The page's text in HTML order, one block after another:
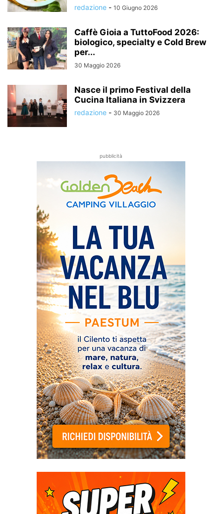
redazione - 10 Giugno 2026
Caffè Gioia a TuttoFood 2026:
biologico, specialty e Cold Brew
per...
30 Maggio 2026
Nasce il primo Festival della
Cucina Italiana in Svizzera
redazione - 30 Maggio 2026
pubblicità